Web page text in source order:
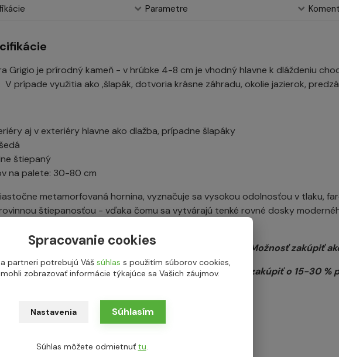
Parametre
Grigio je prírodný kameň - v hrúbke 4-8 cm je vhodný hlavne k dláždeniu
prípade využitia ako ,šlapák, dotvoria krásne záhradu, okolie jazierok,
aj v exteriéry hlavne ako dlažba, prípadne šlapáky
štiepaný
na palete: 30-80 cm
metamorfovaná hornina, vyznačuje sa vysokou odolnosťou v tlaku,
štiepanosťou - vďaka čomu sa vytvárajú tenké rovné dosky
tvarov.
- sa vždy rozumie 1 ucelená rada produktu na palete. Možnosť zakúpiť
ako 2-4 cm, prípadne tzv. “na doraz”, je potrebné zakúpiť o 15-30
výmere (závisí od druhu materiálu).
Spracovanie cookies
partneri potrebujú Váš súhlas s použitím súborov cookies,
zobrazovať informácie týkajúce sa Vašich záujmov.
Nastavenia Súhlasím
Súhlas môžete odmietnuť tu